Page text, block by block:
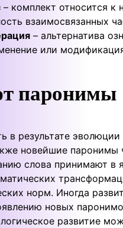
– комплект относится к
взаимосвязанных
– альтернатива
или
паронимы
в результате
новейшие
слова принимают
норм. Иногда
новых
развитие